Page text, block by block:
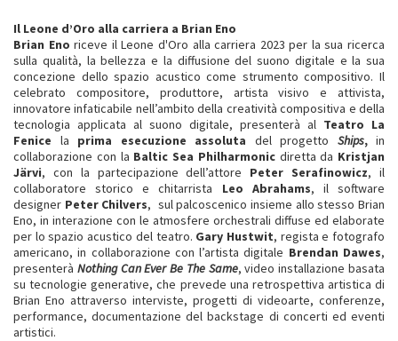
Il Leone d’Oro alla carriera a Brian Eno
Brian Eno riceve il Leone d'Oro alla carriera 2023 per la sua ricerca
sulla qualità, la bellezza e la diffusione del suono digitale e la sua
concezione dello spazio acustico come strumento compositivo. Il
celebrato compositore, produttore, artista visivo e attivista,
innovatore infaticabile nell’ambito della creatività compositiva e della
tecnologia applicata al suono digitale, presenterà al Teatro La
Fenice la prima esecuzione assoluta del progetto Ships,in
collaborazione con la Baltic Sea Philharmonicdiretta da Kristjan
Järvi, con la partecipazione dell’attore Peter Serafinowicz, il
collaboratore storico e chitarrista Leo Abrahams, il software
designer Peter Chilvers, sul palcoscenico insieme allo stesso Brian
Eno, in interazione con le atmosfere orchestrali diffuse ed elaborate
per lo spazio acustico del teatro. Gary Hustwit, regista e fotografo
americano, in collaborazione con l’artista digitale Brendan Dawes,
presenterà Nothing Can Ever Be The Same, video installazione basata
su tecnologie generative, che prevede una retrospettiva artistica di
Brian Eno attraverso interviste, progetti di videoarte, conferenze,
performance, documentazione del backstage di concerti ed eventi
artistici.